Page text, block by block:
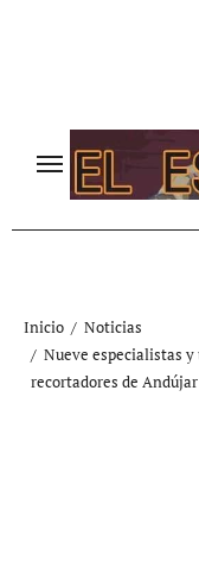
Inicio
Noticias
Nueve especialistas
recortadores de Andújar